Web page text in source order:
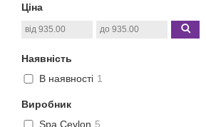
Ціна
Наявність
В наявності 1
Виробник
Spa Ceylon 5